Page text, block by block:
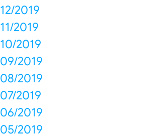
12/2019
11/2019
10/2019
09/2019
08/2019
07/2019
06/2019
05/2019